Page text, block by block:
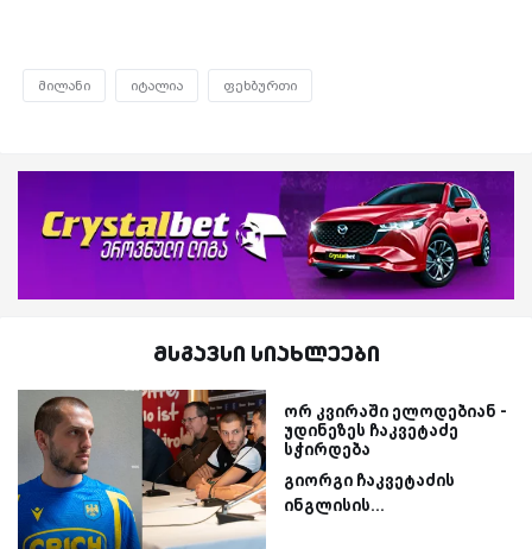
მილანი იტალია ფეხბურთი
მსგავსი სიახლეები
ორ კვირაში ელოდებიან -
უდინეზეს ჩაკვეტაძე
სჭირდება
გიორგი ჩაკვეტაძის
ინგლისის...